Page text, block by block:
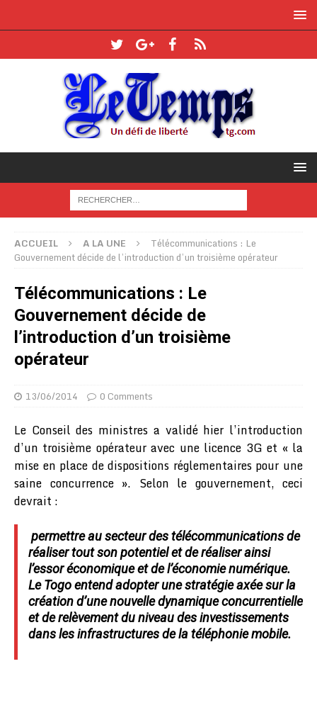
ACCUEIL A LA UNE
Télécommunications : Le
Gouvernement décide de l’introduction d’un troisième opérateur
Télécommunications : Le
Gouvernement décide de
l’introduction d’un troisième
opérateur
13/06/2014 0 Comments
Le Conseil des ministres a validé hier l’introduction
d’un troisième opérateur avec une licence 3G et « la
mise en place de dispositions réglementaires pour une
saine concurrence ». Selon le gouvernement, ceci
devrait :
permettre au secteur des télécommunications de
réaliser tout son potentiel et de réaliser ainsi
l’essor économique et de l’économie numérique.
Le Togo entend adopter une stratégie axée sur la
création d’une nouvelle dynamique concurrentielle
et de relèvement du niveau des investissements
dans les infrastructures de la téléphonie mobile.